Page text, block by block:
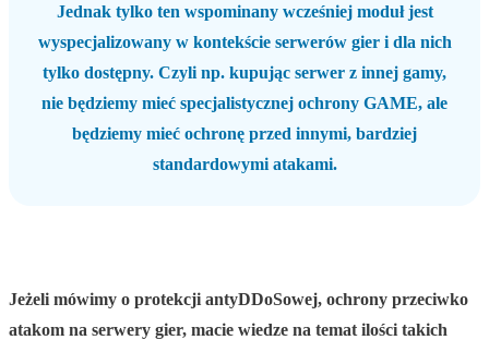
Jednak tylko ten wspominany wcześniej moduł jest
wyspecjalizowany w kontekście serwerów gier i dla nich
tylko dostępny. Czyli np. kupując serwer z innej gamy,
nie będziemy mieć specjalistycznej ochrony GAME, ale
będziemy mieć ochronę przed innymi, bardziej
standardowymi atakami.
Jeżeli mówimy o protekcji antyDDoSowej, ochrony przeciwko
atakom na serwery gier, macie wiedze na temat ilości takich